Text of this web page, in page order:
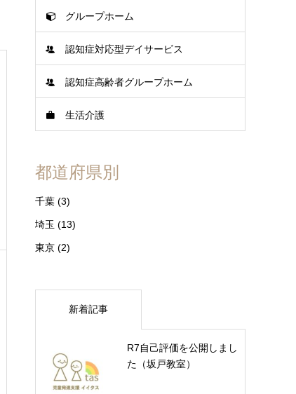
グループホーム
認知症対応型デイサービス
認知症高齢者グループホーム
生活介護
都道府県別
千葉 (3)
埼玉 (13)
東京 (2)
新着記事
R7自己評価を公開しまし
た（坂戸教室）